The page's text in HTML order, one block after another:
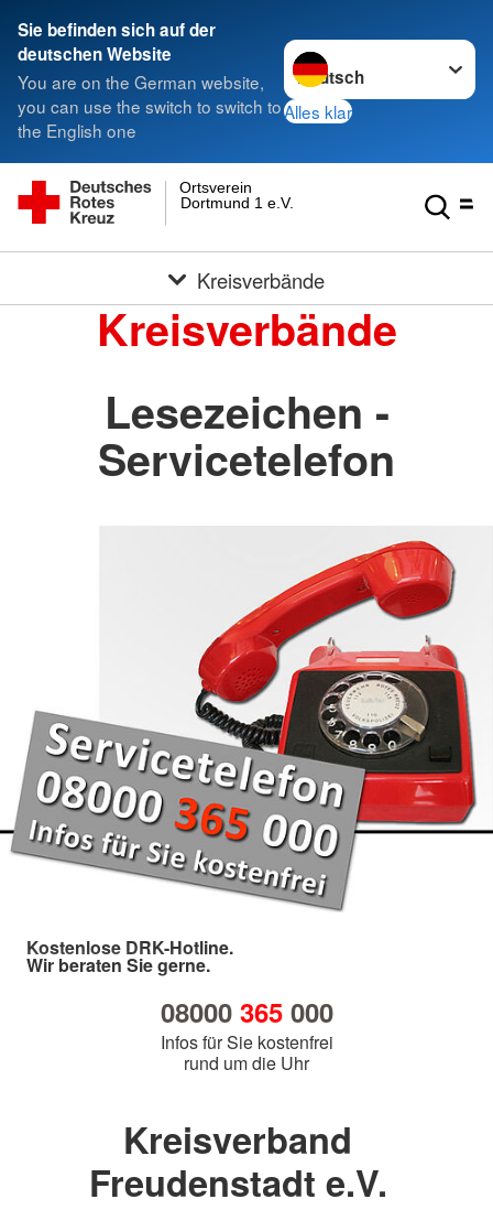
Sie befinden sich auf der
deutschen Website
You are on the German website,
you can use the switch to switch to
the English one
Sprache wechseln zu
Alles klar
Dortmund 1 e.V.
Ortsverein
Kreisverbände
Kreisverbände
Lesezeichen -
Servicetelefon
Kostenlose DRK-Hotline.
Wir beraten Sie gerne.
08000 365000
Infos für Sie kostenfrei
rund um die Uhr
Kreisverband
Freudenstadt e.V.